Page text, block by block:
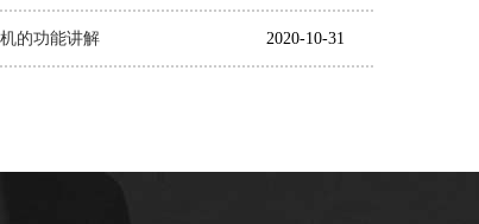
的功能讲解 2020-10-31